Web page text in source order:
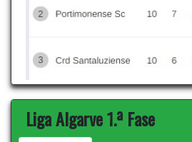
Liga Algarve 1.ª Fase